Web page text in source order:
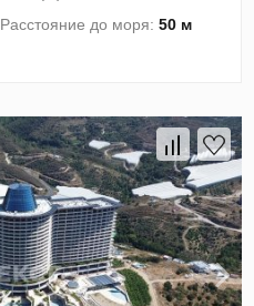
Расстояние до моря:50 м